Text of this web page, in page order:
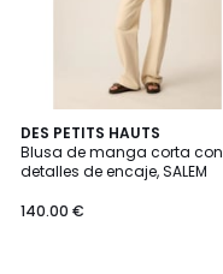
DES PETITS HAUTS
Blusa de manga corta con
detalles de encaje, SALEM
140.00 €